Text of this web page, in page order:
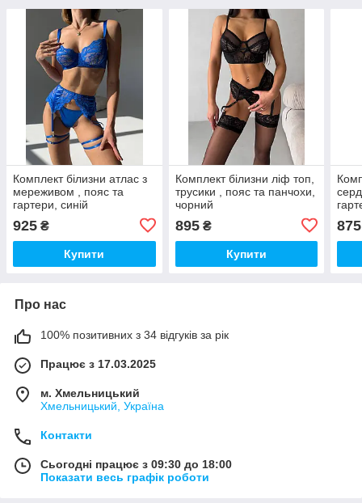
Комплект білизни атлас з
мереживом , пояс та
гартери, синій
925 ₴
Купити
Комплект білизни ліф топ,
трусики , пояс та панчохи,
чорний
895₴
Купити
875
Про нас
100% позитивних з 34 відгуків за рік
Працює з 17.03.2025
м. Хмельницький
Хмельницький, Україна
Контакти
Сьогодні працює з 09:30 до 18:00
Показати весь графік роботи